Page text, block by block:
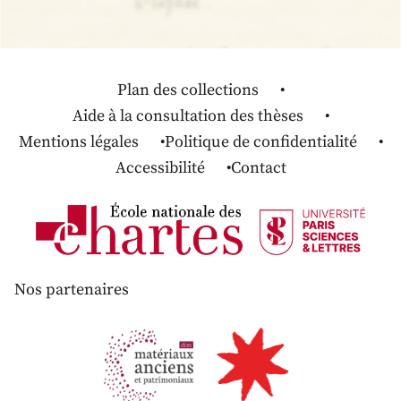
Plan des collections
Aide à la consultation des thèses
Mentions légales
Politique de confidentialité
Accessibilité
Contact
Nos partenaires